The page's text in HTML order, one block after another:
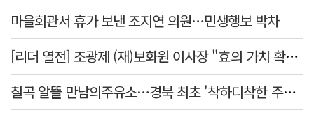
마을회관서 휴가 보낸 조지연 의원…민생행보 박차
[리더 열전] 조광제 (재)보화원 이사장 "효의 가치 확산 위해 젊은층 참여 이끌어낼 것"
칠곡 알뜰 만남의주유소…경북 최초 '착하디착한 주유소' 선정